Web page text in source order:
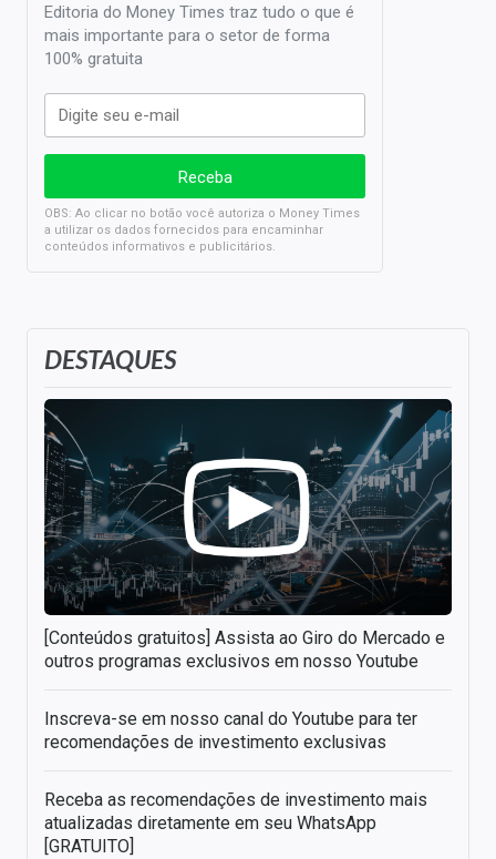
DESTAQUES
[Conteúdos gratuitos] Assista ao Giro do Mercado e
outros programas exclusivos em nosso Youtube
Inscreva-se em nosso canal do Youtube para ter
recomendações de investimento exclusivas
Receba as recomendações de investimento mais
atualizadas diretamente em seu WhatsApp
[GRATUITO]
Editoria do Money Times traz tudo o que é
mais importante para o setor de forma
100% gratuita
OBS: Ao clicar no botão você autoriza o Money Times
a utilizar os dados fornecidos para encaminhar
conteúdos informativos e publicitários.